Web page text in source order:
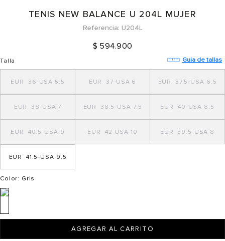
TENIS NEW BALANCE U 204L MUJER
Referencia U204L
$ 594.900
Talla Guia de tallas
5.5
36 6
37 6.5
37.5
7
38 7.5
38.5 8.5
40
9
40.5 10
42 8
39.5
9.5
41.5
Color: Gris
AGREGAR AL CARRITO